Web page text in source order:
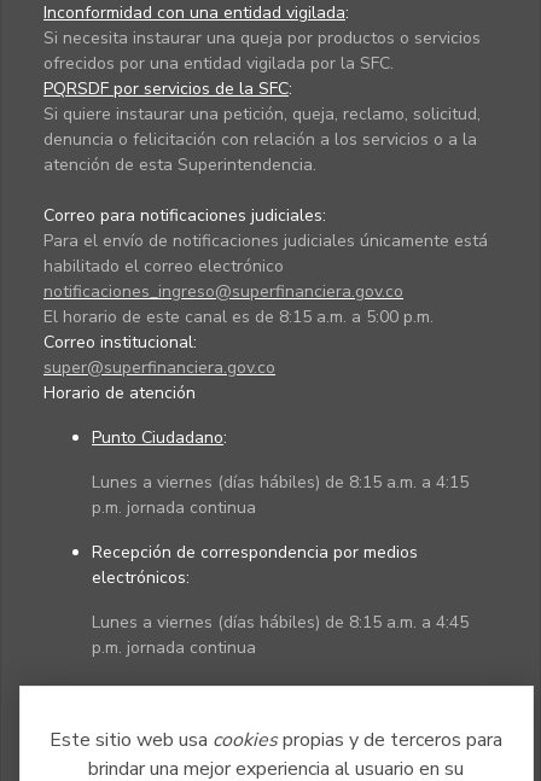
Este sitio web usa cookiespropias y de terceros para
brindar una mejor experiencia al usuario en su
Inconformidad con una entidad vigilada:
Si necesita instaurar una queja por productos o servicios
ofrecidos por una entidad vigilada por la SFC.
PQRSDF por servicios de la SFC:
Si quiere instaurar una petición, queja, reclamo, solicitud,
denuncia o felicitación con relación a los servicios o a la
atención de esta Superintendencia.
Correo para notificaciones judiciales:
Para el envío de notificaciones judiciales únicamente está
habilitado el correo electrónico
notificaciones_ingreso@superfinanciera.gov.co
El horario de este canal es de 8:15 a.m. a 5:00 p.m.
Correo institucional:
super@superfinanciera.gov.co
Horario de atención
Punto Ciudadano:
Lunes a viernes (días hábiles) de 8:15 a.m. a 4:15
p.m. jornada continua
Recepción de correspondencia por medios
electrónicos:
Lunes a viernes (días hábiles) de 8:15 a.m. a 4:45
p.m. jornada continua